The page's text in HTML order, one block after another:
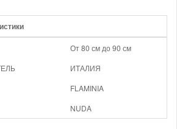
От 80 см до 90 см
ИТАЛИЯ
FLAMINIA
NUDA